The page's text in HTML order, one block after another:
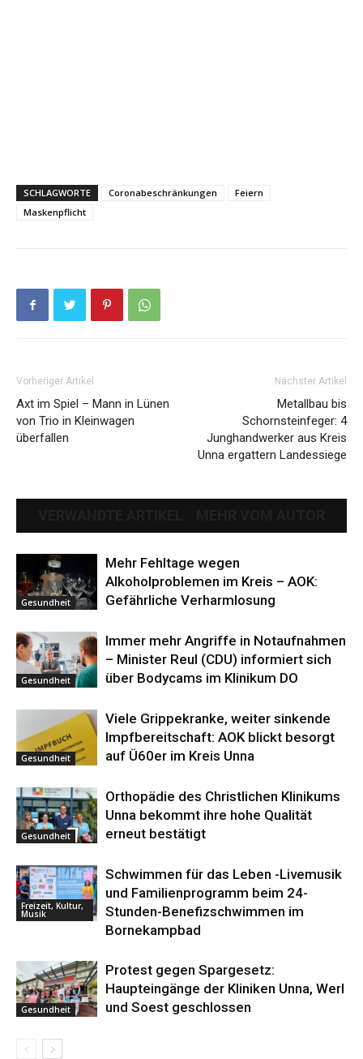
SCHLAGWORTE Coronabeschränkungen
Feiern
Maskenpflicht
Vorheriger Artikel
Axt im Spiel – Mann in Lünen
von Trio in Kleinwagen
überfallen
Nächster Artikel
Metallbau bis
Schornsteinfeger: 4
Junghandwerker aus Kreis
Unna ergattern Landessiege
Gesundheit
Mehr Fehltage wegen
Alkoholproblemen im Kreis – AOK:
Gefährliche Verharmlosung
Gesundheit
Immer mehr Angriffe in Notaufnahmen
– Minister Reul (CDU) informiert sich
über Bodycams im Klinikum DO
Gesundheit
Viele Grippekranke, weiter sinkende
Impfbereitschaft: AOK blickt besorgt
auf Ü60er im Kreis Unna
Gesundheit
Orthopädie des Christlichen Klinikums
Unna bekommt ihre hohe Qualität
erneut bestätigt
Freizeit, Kultur,
Musik
Schwimmen für das Leben -Livemusik
und Familienprogramm beim 24-
Stunden-Benefizschwimmen im
Bornekampbad
Gesundheit
Protest gegen Spargesetz:
Haupteingänge der Kliniken Unna, Werl
und Soest geschlossen